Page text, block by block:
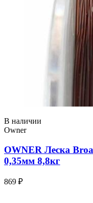
В наличии
Owner
OWNER Леска
0,35мм 8,8кг
869 ₽